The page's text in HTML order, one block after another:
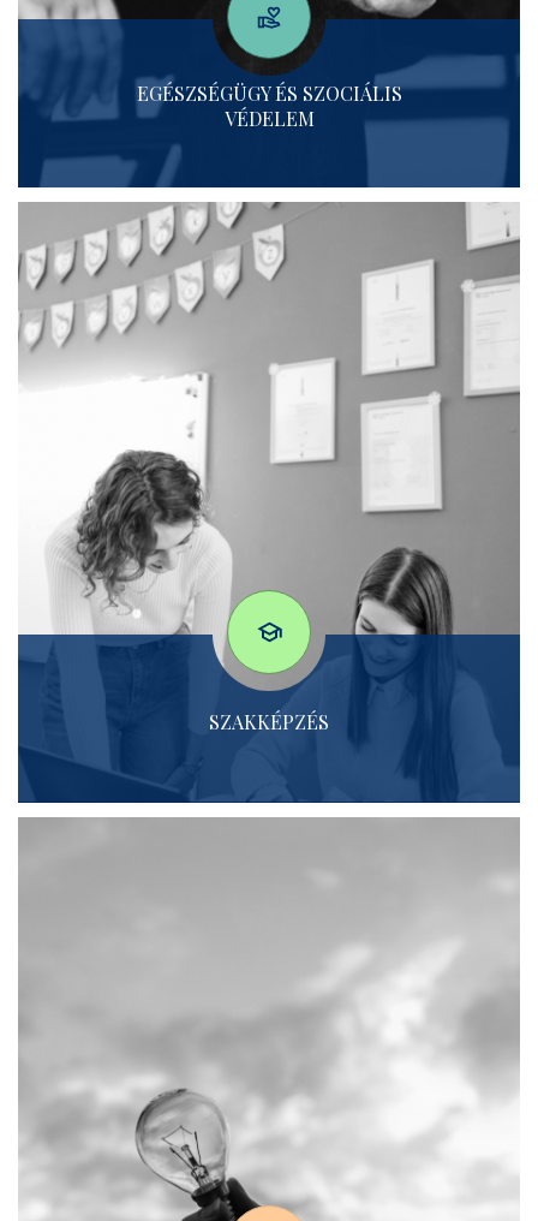
EGÉSZSÉGÜGY ÉS SZOCIÁLIS
VÉDELEM
SZAKKÉPZÉS